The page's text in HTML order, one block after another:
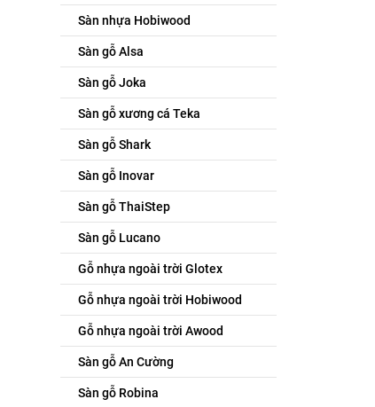
Sàn nhựa Hobiwood
Sàn gỗ Alsa
Sàn gỗ Joka
Sàn gỗ xương cá Teka
Sàn gỗ Shark
Sàn gỗ Inovar
Sàn gỗ ThaiStep
Sàn gỗ Lucano
Gỗ nhựa ngoài trời Glotex
Gỗ nhựa ngoài trời Hobiwood
Gỗ nhựa ngoài trời Awood
Sàn gỗ An Cường
Sàn gỗ Robina